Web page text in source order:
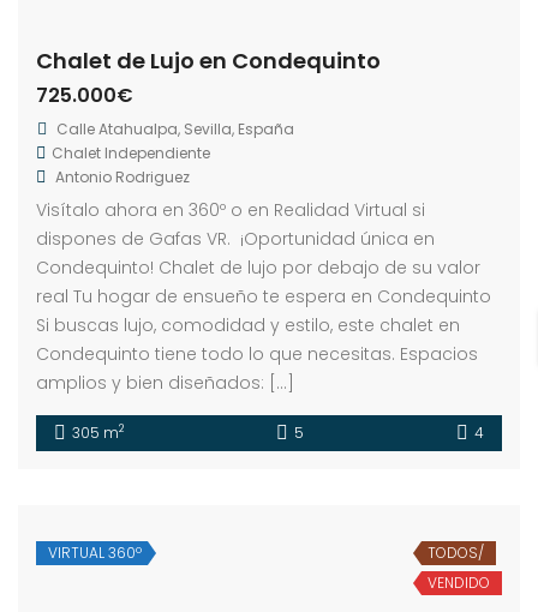
Chalet de Lujo en Condequinto
725.000€
Calle Atahualpa, Sevilla, España
Chalet Independiente
Antonio Rodriguez
Visítalo ahora en 360º o en Realidad Virtual si
dispones de Gafas VR. ¡Oportunidad única en
Condequinto! Chalet de lujo por debajo de su valor
real Tu hogar de ensueño te espera en Condequinto
Si buscas lujo, comodidad y estilo, este chalet en
Condequinto tiene todo lo que necesitas. Espacios
amplios y bien diseñados: […]
305 m2 5 4
VIRTUAL 360º
TODOS/
VENDIDO